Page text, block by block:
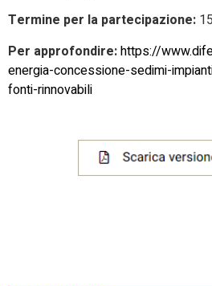
Termine per la partecipazione:
Per approfondire:https://
energia-concessione-sedimi-
fonti-rinnovabili